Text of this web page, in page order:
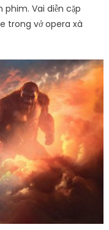
Vai diễn cặp
trong vở opera xà